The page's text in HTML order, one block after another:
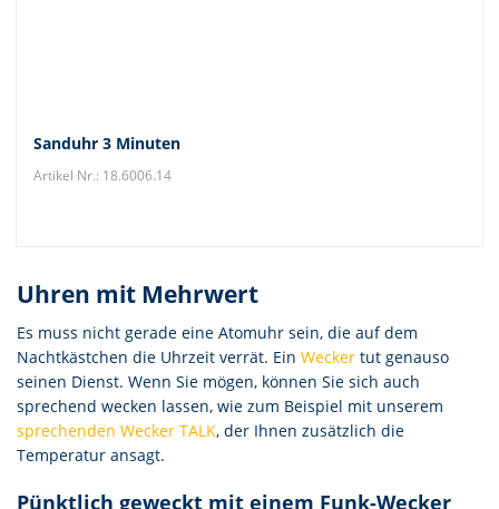
Sanduhr 3 Minuten
Artikel Nr.: 18.6006.14
Uhren mit Mehrwert
Es muss nicht gerade eine Atomuhr sein, die auf dem
Nachtkästchen die Uhrzeit verrät. Ein Wecker tut genauso
seinen Dienst. Wenn Sie mögen, können Sie sich auch
sprechend wecken lassen, wie zum Beispiel mit unserem
sprechenden Wecker TALK, der Ihnen zusätzlich die
Temperatur ansagt.
Pünktlich geweckt mit einem Funk-Wecker